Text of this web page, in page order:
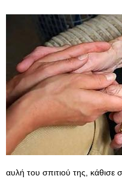
αυλή του σπιτιού της, κάθισε